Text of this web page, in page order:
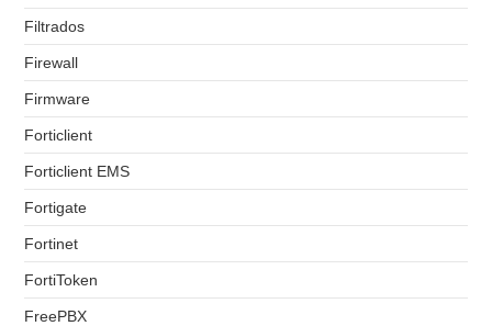
Filtrados
Firewall
Firmware
Forticlient
Forticlient EMS
Fortigate
Fortinet
FortiToken
FreePBX